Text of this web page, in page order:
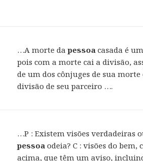
…A morte dapessoa casada é
pois com a morte cai a divisão,
de um dos cônjuges de sua morte
divisão de seu parceiro ….
…P : Existem visões verdadeiras
pessoa odeia? C : visões do bem,
acima, que têm um aviso,